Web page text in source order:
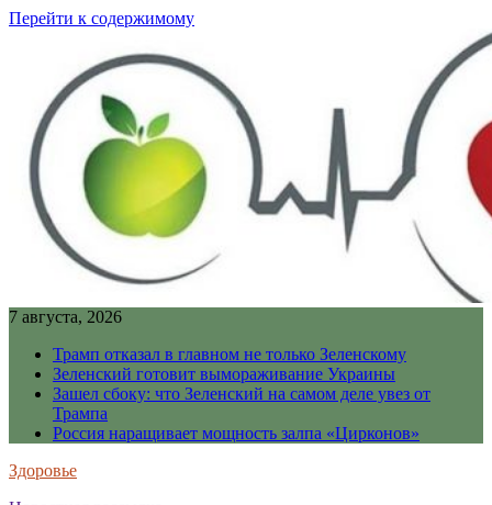
Перейти к содержимому
7 августа, 2026
Трамп отказал в главном не только Зеленскому
Зеленский готовит вымораживание Украины
Зашел сбоку: что Зеленский на самом деле увез от
Трампа
Россия наращивает мощность залпа «Цирконов»
Здоровье